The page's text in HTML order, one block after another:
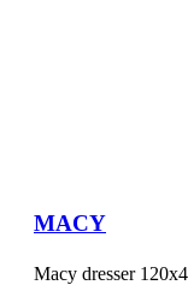
MACY
Macy dresser